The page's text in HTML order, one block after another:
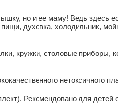
но и ее маму! Ведь здесь
духовка, холодильник,
кружки, столовые приборы,
нетоксичного
Рекомендовано для детей